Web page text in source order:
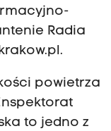
Radia
powietrza
to jedno z